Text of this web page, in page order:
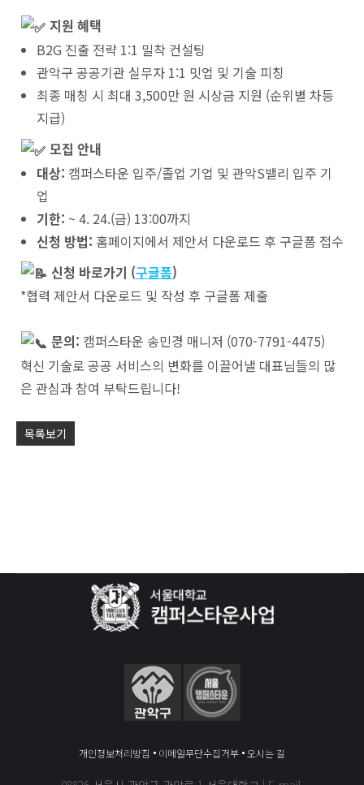
지원 혜택
B2G 진출 전략 1:1 밀착 컨설팅
관악구 공공기관 실무자 1:1 밋업 및 기술 피칭
최종 매칭 시 최대 3,500만 원 시상금 지원 (순위별 차등
지급)
모집 안내
대상: 캠퍼스타운 입주/졸업 기업 및 관악S밸리 입주 기
업
기한: ~ 4. 24.(금) 13:00까지
신청 방법: 홈페이지에서 제안서 다운로드 후 구글폼 접수
신청 바로가기 (구글폼)
*협력 제안서 다운로드 및 작성 후 구글폼 제출
문의: 캠퍼스타운 송민경 매니저 (070-7791-4475)
혁신 기술로 공공 서비스의 변화를 이끌어낼 대표님들의 많
은 관심과 참여 부탁드립니다!
목록보기
개인정보처리방침 이메일무단수집거부 오시는 길